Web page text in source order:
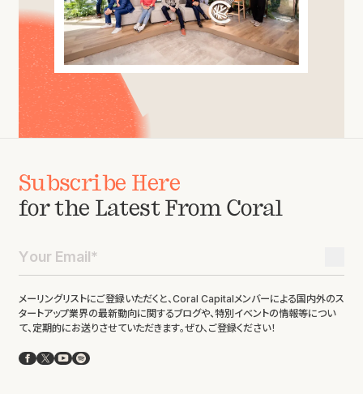
Subscribe Here
for the Latest From Coral
メーリングリストにご登録いただくと、Coral Capitalメンバーによる国内外のス
タートアップ業界の最新動向に関するブログや、特別イベントの情報等につい
て、定期的にお送りさせていただきます。ぜひ、ご登録ください！
Facebook
X YouTube
Spotify